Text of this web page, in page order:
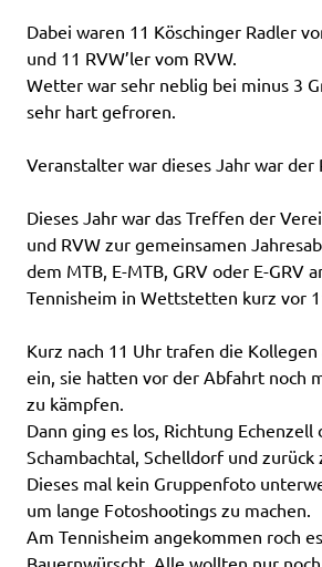
Dabei waren 11 Köschinger Radler
und 11 RVW’ler vom RVW.
Wetter war sehr neblig bei minus 3
sehr hart gefroren.
Veranstalter war dieses Jahr war der
Dieses Jahr war das Treffen der
und RVW zur gemeinsamen
dem MTB, E-MTB, GRV oder E-GRV
Tennisheim in Wettstetten kurz vor
Kurz nach 11 Uhr trafen die Kollegen
ein, sie hatten vor der Abfahrt noch
zu kämpfen.
Dann ging es los, Richtung Echenzell
Schambachtal, Schelldorf und zurück
Dieses mal kein Gruppenfoto
um lange Fotoshootings zu machen.
Am Tennisheim angekommen roch